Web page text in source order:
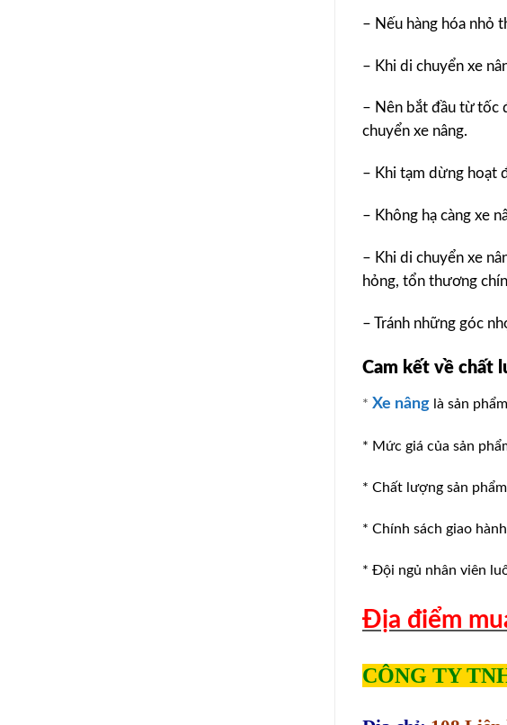
– Nếu hàng hóa nhỏ
– Khi di chuyển xe
– Nên bắt đầu từ tốc
chuyển xe nâng.
– Khi tạm dừng hoạt
– Không hạ càng xe
– Khi di chuyển xe
hỏng, tổn thương
– Tránh những góc
Cam kết về chất
* Xe nâng là sản
* Mức giá của sản
* Chất lượng sản
* Chính sách giao
* Đội ngủ nhân viên
Địa điểm
CÔNG TY